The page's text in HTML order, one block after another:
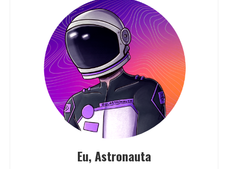
Eu, Astronauta